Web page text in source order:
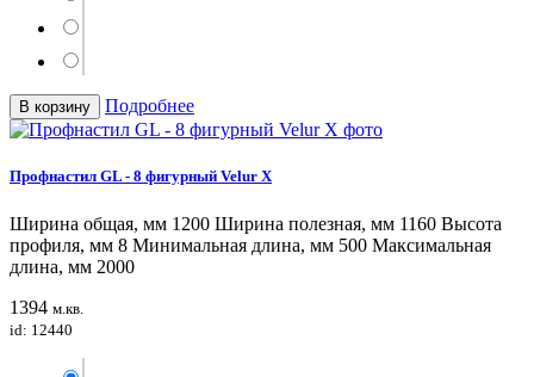
В корзину Подробнее
Профнастил GL - 8 фигурный Velur X
Ширина общая, мм 1200 Ширина полезная, мм 1160 Высота
профиля, мм 8 Минимальная длина, мм 500 Максимальная
длина, мм 2000
1394 м.кв.
id: 12440